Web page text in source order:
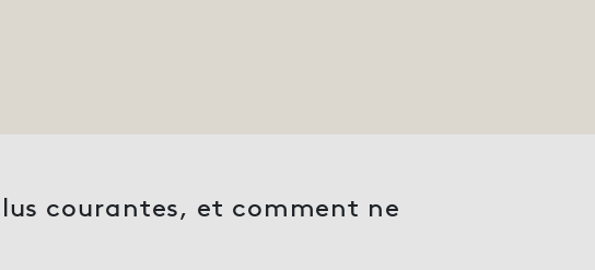
courantes, et comment ne